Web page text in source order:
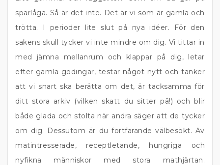
sparlåga. Så är det inte. Det är vi som är gamla och
trötta. I perioder lite slut på nya idéer. För den
sakens skull tycker vi inte mindre om dig. Vi tittar in
med jämna mellanrum och klappar på dig, letar
efter gamla godingar, testar något nytt och tänker
att vi snart ska berätta om det, är tacksamma för
ditt stora arkiv (vilken skatt du sitter på!) och blir
både glada och stolta när andra säger att de tycker
om dig. Dessutom är du fortfarande välbesökt. Av
matintresserade, receptletande, hungriga och
nyfikna människor med stora mathjärtan.